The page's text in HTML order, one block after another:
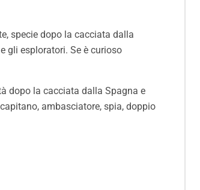
specie dopo la cacciata dalla
gli esploratori. Se è curioso
dopo la cacciata dalla Spagna e
ambasciatore, spia, doppio